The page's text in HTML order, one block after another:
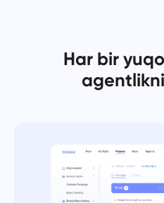
中文 (
Har bir
Hisobotlar
Loyihaga sarflangan vaqt
resurslarni taqsimlang.
Vazifalarni Kanban taxtasida
va taxtangizni kengaytiring.